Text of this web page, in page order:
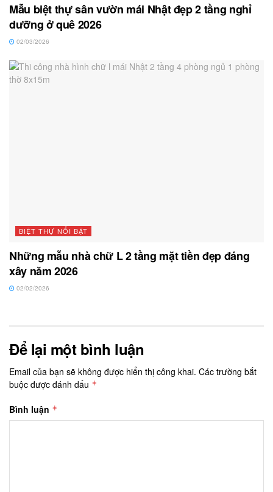
Mẫu biệt thự sân vườn mái Nhật đẹp 2 tầng nghỉ
dưỡng ở quê 2026
02/03/2026
BIỆT THỰ NỔI BẬT
Những mẫu nhà chữ L 2 tầng mặt tiền đẹp đáng
xây năm 2026
02/02/2026
Để lại một bình luận
Email của bạn sẽ không được hiển thị công khai. Các trường bắt
buộc được đánh dấu *
Bình luận *